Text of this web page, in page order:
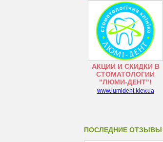
АКЦИИ И СКИДКИ В
СТОМАТОЛОГИИ
"ЛЮМИ-ДЕНТ"!
www.lumident.kiev.ua
ПОСЛЕДНИЕ ОТЗЫВЫ